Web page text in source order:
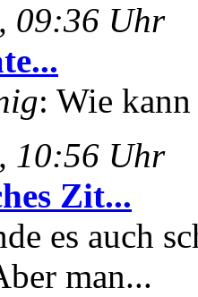
09:36 Uhr
: Wie
10:56 Uhr
Zit...
es auch
man...